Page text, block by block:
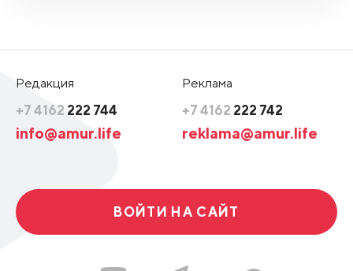
Редакция
+7 4162 222 744
info@amur.life
Реклама
+7 4162 222 742
reklama@amur.life
ВОЙТИ НА САЙТ